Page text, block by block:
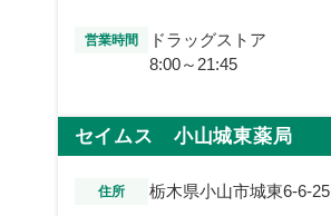
営業時間
ドラッグストア
8:00～21:45
セイムス 小山城東薬局
住所 栃木県小山市城東6-6-25